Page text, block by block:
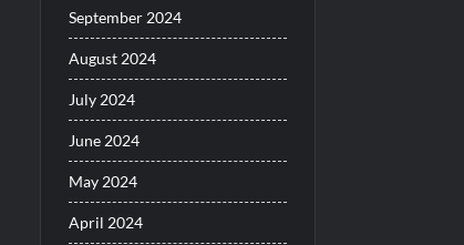
September 2024
August 2024
July 2024
June 2024
May 2024
April 2024